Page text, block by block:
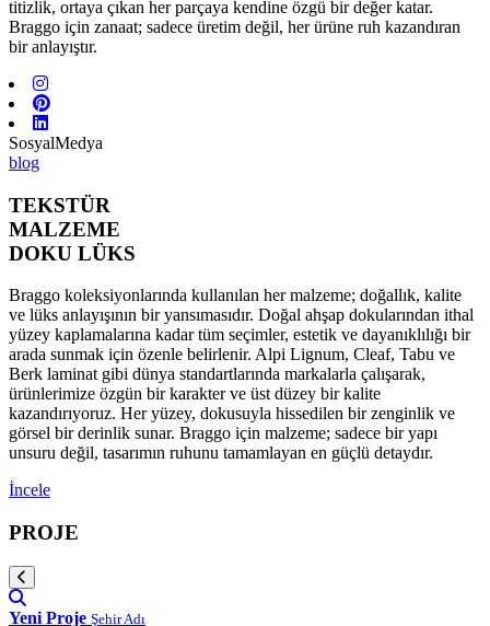
titizlik, ortaya çıkan her parçaya kendine özgü bir değer katar.
Braggo için zanaat; sadece üretim değil, her ürüne ruh kazandıran
bir anlayıştır.
SosyalMedya
blog
TEKSTÜR
MALZEME
DOKU LÜKS
Braggo koleksiyonlarında kullanılan her malzeme; doğallık, kalite
ve lüks anlayışının bir yansımasıdır. Doğal ahşap dokularından ithal
yüzey kaplamalarına kadar tüm seçimler, estetik ve dayanıklılığı bir
arada sunmak için özenle belirlenir. Alpi Lignum, Cleaf, Tabu ve
Berk laminat gibi dünya standartlarında markalarla çalışarak,
ürünlerimize özgün bir karakter ve üst düzey bir kalite
kazandırıyoruz. Her yüzey, dokusuyla hissedilen bir zenginlik ve
görsel bir derinlik sunar. Braggo için malzeme; sadece bir yapı
unsuru değil, tasarımın ruhunu tamamlayan en güçlü detaydır.
İncele
PROJE
Yeni Proje Şehir Adı